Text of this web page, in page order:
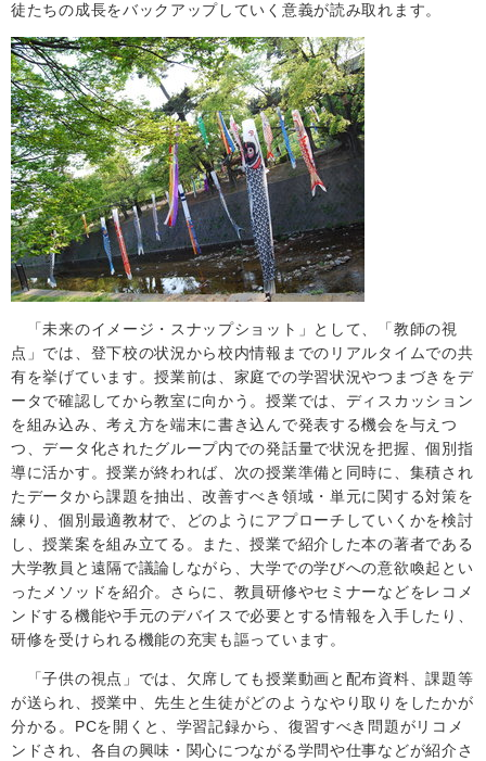
徒たちの成長をバックアップしていく意義が読み取れます。
「未来のイメージ・スナップショット」として、「教師の視
点」では、登下校の状況から校内情報までのリアルタイムでの共
有を挙げています。授業前は、家庭での学習状況やつまづきをデ
ータで確認してから教室に向かう。授業では、ディスカッション
を組み込み、考え方を端末に書き込んで発表する機会を与えつ
つ、データ化されたグループ内での発話量で状況を把握、個別指
導に活かす。授業が終われば、次の授業準備と同時に、集積され
たデータから課題を抽出、改善すべき領域・単元に関する対策を
練り、個別最適教材で、どのようにアプローチしていくかを検討
し、授業案を組み立てる。また、授業で紹介した本の著者である
大学教員と遠隔で議論しながら、大学での学びへの意欲喚起とい
ったメソッドを紹介。さらに、教員研修やセミナーなどをレコメ
ンドする機能や手元のデバイスで必要とする情報を入手したり、
研修を受けられる機能の充実も謳っています。
「子供の視点」では、欠席しても授業動画と配布資料、課題等
が送られ、授業中、先生と生徒がどのようなやり取りをしたかが
分かる。 PCを開くと、学習記録から、復習すべき問題がリコメ
ンドされ、各自の興味・関心につながる学問や仕事などが紹介さ